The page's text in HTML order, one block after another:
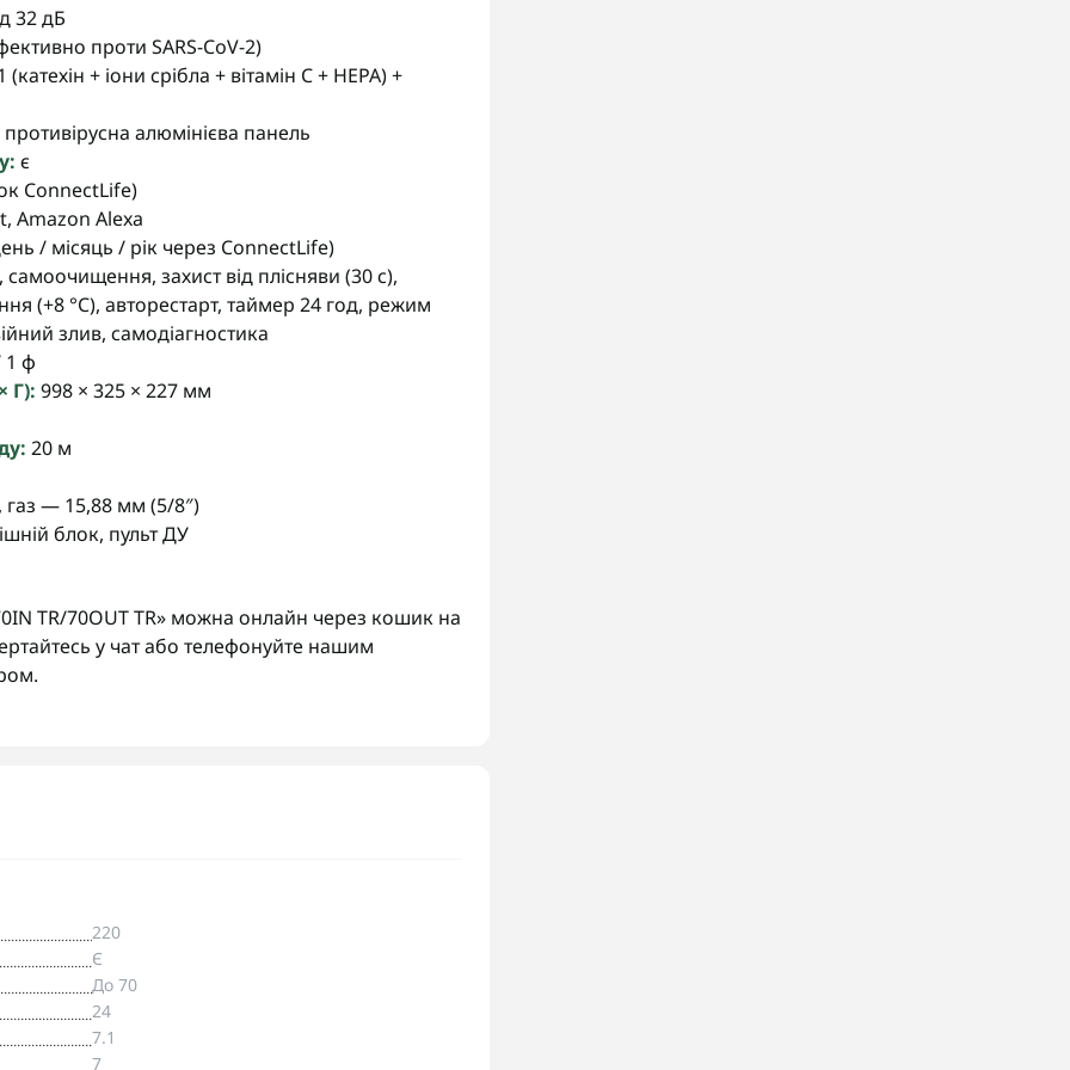
32 дБ
проти SARS-CoV-2)
+ іони срібла + вітамін C + HEPA) +
алюмінієва панель
є
ConnectLife)
Amazon Alexa
/ місяць / рік через ConnectLife)
захист від плісняви (30 с),
(+8 °C), авторестарт, таймер 24 год, режим
злив, самодіагностика
1 ф
Г): 998 × 325 × 227 мм
20 м
— 15,88 мм (5/8″)
блок, пульт ДУ
TR/70OUT TR» можна онлайн через кошик на
у чат або телефонуйте нашим
220
Є
До 70
24
7.1
7